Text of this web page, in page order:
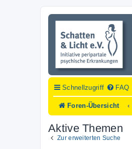
Schnellzugriff FAQ
Foren-Übersicht
Aktive Themen
Zur erweiterten Suche